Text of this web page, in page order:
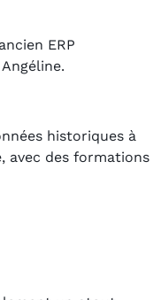
ERP
historiques à
avec des formations